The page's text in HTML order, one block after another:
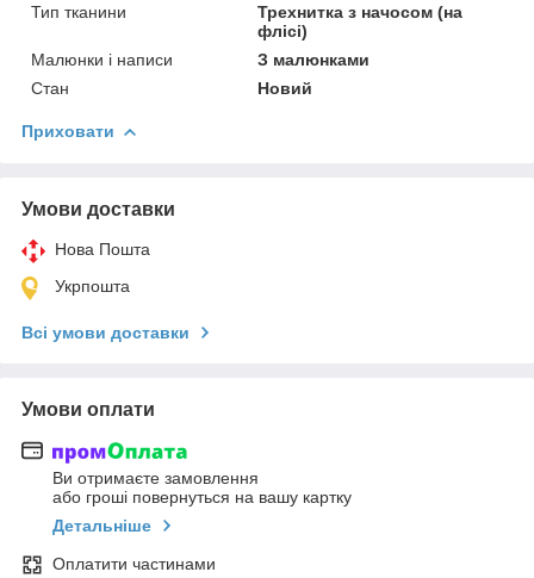
Тип тканини
Трехнитка з начосом (на
флісі)
Малюнки і написи
З малюнками
Стан
Новий
Приховати
Умови доставки
Нова Пошта
Укрпошта
Всі умови доставки
Умови оплати
Ви отримаєте замовлення
або гроші повернуться на вашу картку
Детальніше
Оплатити частинами